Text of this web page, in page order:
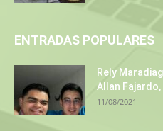
ENTRADAS POPULARES
Rely
Allan
11/08/2021